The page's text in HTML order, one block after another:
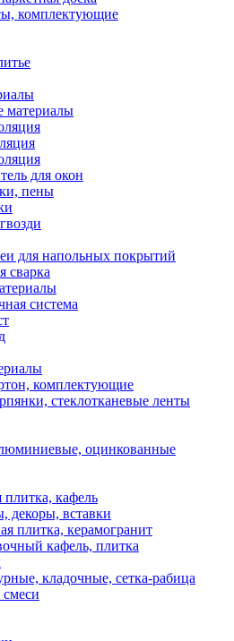
комплектующие
материалы
для окон
пены
для напольных покрытий
сварка
система
комплектующие
стеклотканевые ленты
оцинкованные
кафель
декоры, вставки
плитка, керамогранит
кафель, плитка
кладочные, сетка-рабица